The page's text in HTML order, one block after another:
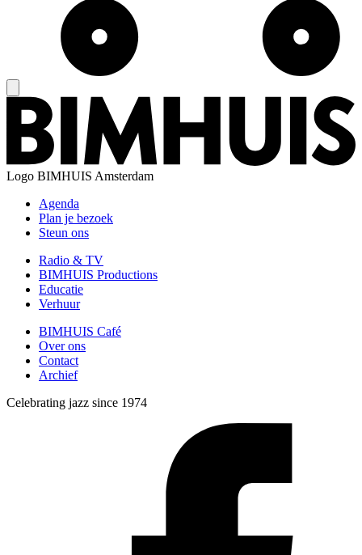
Logo BIMHUIS Amsterdam
Agenda
Plan je bezoek
Steun ons
Radio & TV
BIMHUIS Productions
Educatie
Verhuur
BIMHUIS Café
Over ons
Contact
Archief
Celebrating jazz since 1974